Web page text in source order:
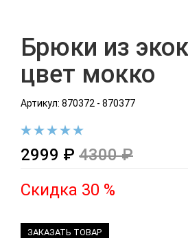
Брюки из
цвет мокко
Артикул: 870372 - 870377
2999 ₽ 4300 ₽
Скидка 30 %
ЗАКАЗАТЬ ТОВАР